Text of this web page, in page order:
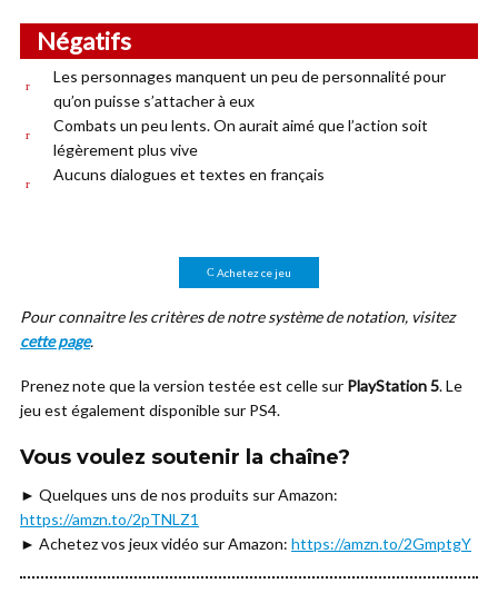
Négatifs
Les personnages manquent un peu de personnalité pour
qu’on puisse s’attacher à eux
Combats un peu lents. On aurait aimé que l’action soit
légèrement plus vive
Aucuns dialogues et textes en français
Achetez ce jeu
Pour connaitre les critères de notre système de notation, visitez
cette page.
Prenez note que la version testée est celle sur PlayStation 5. Le
jeu est également disponible sur PS4.
Vous voulez soutenir la chaîne?
► Quelques uns de nos produits sur Amazon:
https://amzn.to/2pTNLZ1
► Achetez vos jeux vidéo sur Amazon: https://amzn.to/2GmptgY